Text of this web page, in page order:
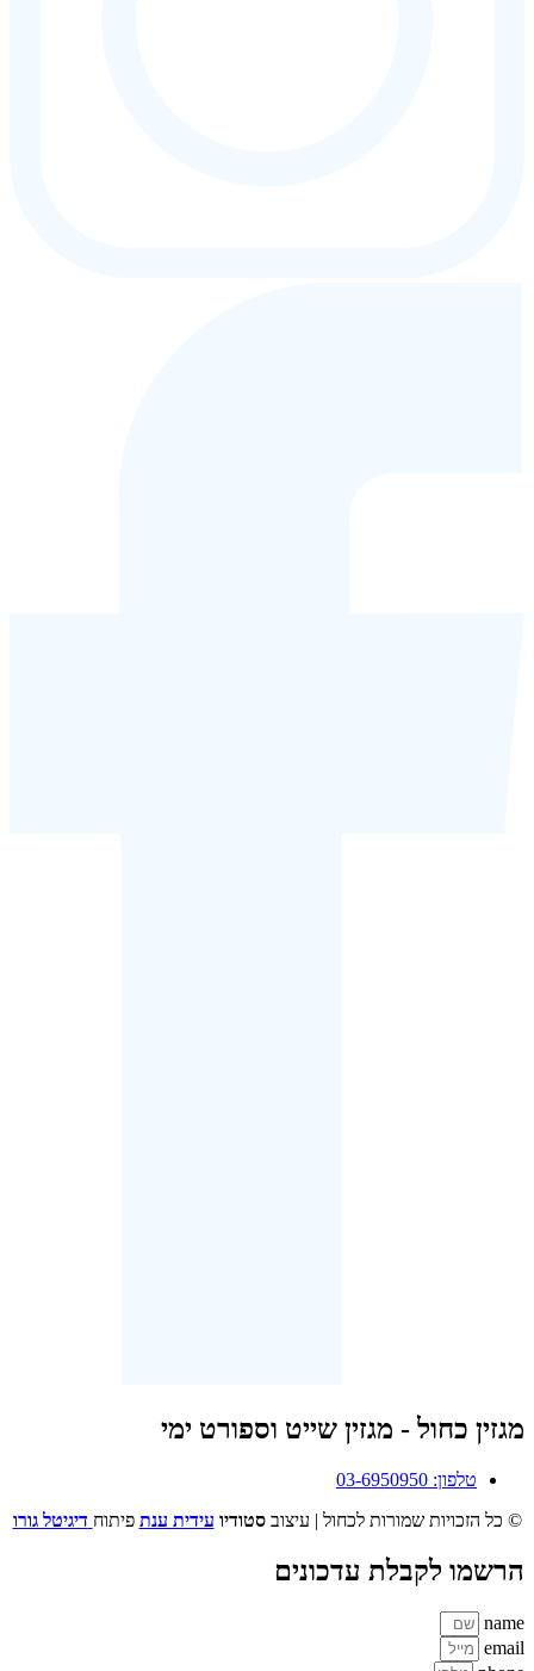
מגזין כחול - מגזין שייט וספורט ימי
טלפון: 03-6950950
© כל הזכויות שמורות לכחול | עיצובסטודיו עידית ענת פיתוח דיגיטל גורו
הרשמו לקבלת עדכונים
name
email